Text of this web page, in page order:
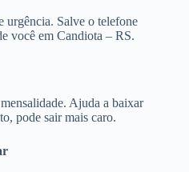
urgência. Salve o telefone
você em Candiota – RS.
Ajuda a baixar
pode sair mais caro.